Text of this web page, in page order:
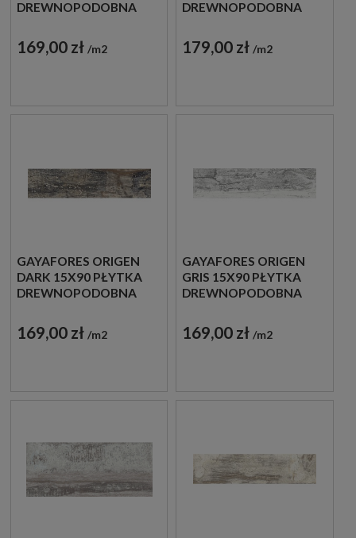
DREWNOPODOBNA
169,00 zł m2
DREWNOPODOBNA
179,00 zł m2
GAYAFORES ORIGEN
DARK 15X90 PŁYTKA
DREWNOPODOBNA
169,00 zł m2
GAYAFORES ORIGEN
GRIS 15X90 PŁYTKA
DREWNOPODOBNA
169,00 zł m2